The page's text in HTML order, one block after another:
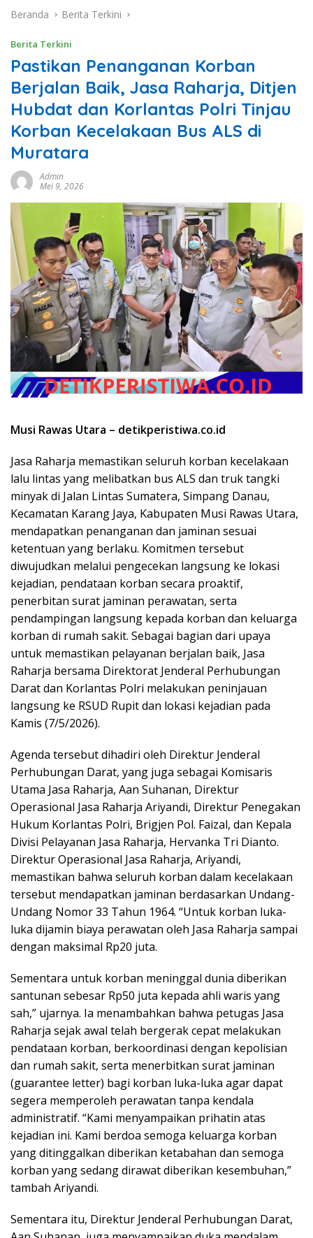
Beranda Berita Terkini
Berita Terkini
Pastikan Penanganan Korban
Berjalan Baik, Jasa Raharja, Ditjen
Hubdat dan Korlantas Polri Tinjau
Korban Kecelakaan Bus ALS di
Muratara
Admin
Mei 9, 2026
Musi Rawas Utara – detikperistiwa.co.id
Jasa Raharja memastikan seluruh korban kecelakaan
lalu lintas yang melibatkan bus ALS dan truk tangki
minyak di Jalan Lintas Sumatera, Simpang Danau,
Kecamatan Karang Jaya, Kabupaten Musi Rawas Utara,
mendapatkan penanganan dan jaminan sesuai
ketentuan yang berlaku. Komitmen tersebut
diwujudkan melalui pengecekan langsung ke lokasi
kejadian, pendataan korban secara proaktif,
penerbitan surat jaminan perawatan, serta
pendampingan langsung kepada korban dan keluarga
korban di rumah sakit. Sebagai bagian dari upaya
untuk memastikan pelayanan berjalan baik, Jasa
Raharja bersama Direktorat Jenderal Perhubungan
Darat dan Korlantas Polri melakukan peninjauan
langsung ke RSUD Rupit dan lokasi kejadian pada
Kamis (7/5/2026).
Agenda tersebut dihadiri oleh Direktur Jenderal
Perhubungan Darat, yang juga sebagai Komisaris
Utama Jasa Raharja, Aan Suhanan, Direktur
Operasional Jasa Raharja Ariyandi, Direktur Penegakan
Hukum Korlantas Polri, Brigjen Pol. Faizal, dan Kepala
Divisi Pelayanan Jasa Raharja, Hervanka Tri Dianto.
Direktur Operasional Jasa Raharja, Ariyandi,
memastikan bahwa seluruh korban dalam kecelakaan
tersebut mendapatkan jaminan berdasarkan Undang-
Undang Nomor 33 Tahun 1964. “Untuk korban luka-
luka dijamin biaya perawatan oleh Jasa Raharja sampai
dengan maksimal Rp20 juta.
Sementara untuk korban meninggal dunia diberikan
santunan sebesar Rp50 juta kepada ahli waris yang
sah,” ujarnya. Ia menambahkan bahwa petugas Jasa
Raharja sejak awal telah bergerak cepat melakukan
pendataan korban, berkoordinasi dengan kepolisian
dan rumah sakit, serta menerbitkan surat jaminan
(guarantee letter) bagi korban luka-luka agar dapat
segera memperoleh perawatan tanpa kendala
administratif. “Kami menyampaikan prihatin atas
kejadian ini. Kami berdoa semoga keluarga korban
yang ditinggalkan diberikan ketabahan dan semoga
korban yang sedang dirawat diberikan kesembuhan,”
tambah Ariyandi.
Sementara itu, Direktur Jenderal Perhubungan Darat,